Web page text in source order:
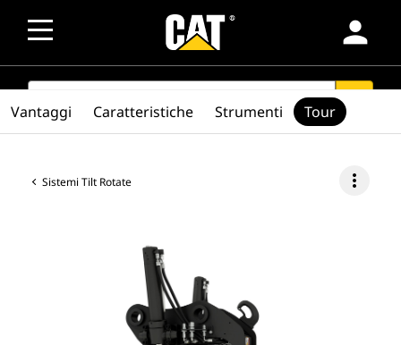
person
SEARCH search
Sistemi Tilt Rotate more_vert
Vantaggi Caratteristiche Strumenti Tour